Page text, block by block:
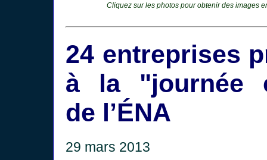
Cliquez sur les photos pour obtenir des images
24 entreprises
à la "journée
de l’ÉNA
29 mars 2013